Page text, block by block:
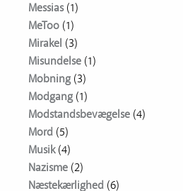
Messias(1)
MeToo (1)
Mirakel (3)
Misundelse (1)
Mobning(3)
Modgang(1)
Modstandsbevægelse (4)
Mord (5)
Musik(4)
Nazisme (2)
Næstekærlighed (6)